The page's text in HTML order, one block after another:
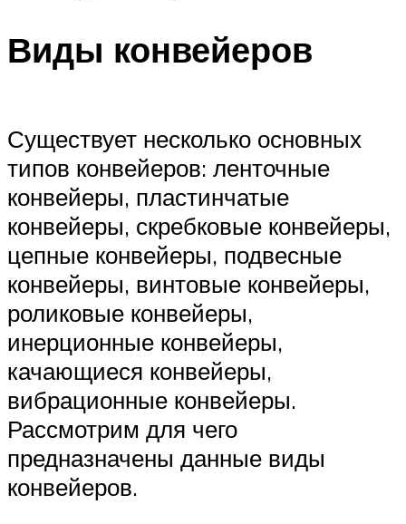
Виды конвейеров
Существует несколько основных
типов конвейеров: ленточные
конвейеры, пластинчатые
конвейеры, скребковые конвейеры,
цепные конвейеры, подвесные
конвейеры, винтовые конвейеры,
роликовые конвейеры,
инерционные конвейеры,
качающиеся конвейеры,
вибрационные конвейеры.
Рассмотрим для чего
предназначены данные виды
конвейеров.